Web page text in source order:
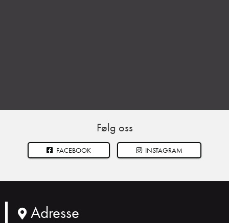
Følg oss
FACEBOOK INSTAGRAM
Adresse